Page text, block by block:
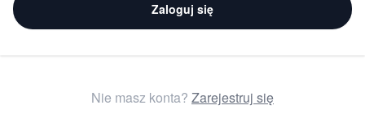
Zaloguj się
Nie masz konta? Zarejestruj się